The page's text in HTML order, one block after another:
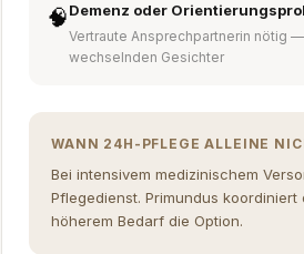
🧠Demenz oder
Vertraute Ansprechpartnerin nötig
wechselnden Gesichter
WANN 24H-PFLEGE ALLEINE
Bei intensivem medizinischem
Pflegedienst. Primundus
höherem Bedarf die Option.